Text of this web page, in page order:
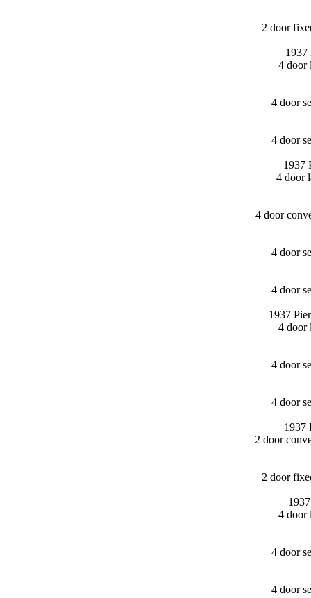
2 door
1937
4 door
4 door
4 door
1937
4 door
4 door
4 door
4 door
1937
4 door
4 door
4 door
1937
2 door
2 door
4 door
4 door
4 door